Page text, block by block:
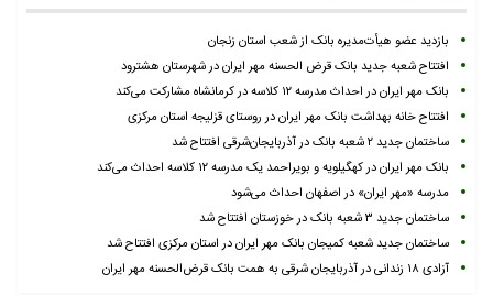
بازدید عضو هیأت‌مدیره بانک از شعب استان زنجان
افتتاح شعبه جدید بانک قرض الحسنه مهر ایران در شهرستان هشترود
بانک مهر ایران در احداث مدرسه ۱۲ کلاسه در کرمانشاه مشارکت می‌کند
افتتاح خانه بهداشت بانک مهر ایران در روستای قزلیجه استان مرکزی
ساختمان جدید ۲ شعبه بانک در آذربایجان‌شرقی افتتاح شد
بانک مهر ایران در کهگیلویه و بویراحمد یک مدرسه ۱۲ کلاسه احداث می‌کند
مدرسه «مهر ایران» در اصفهان احداث می‌شود
ساختمان جدید ۳ شعبه بانک در خوزستان افتتاح شد
ساختمان جدید شعبه کمیجان بانک مهر ایران در استان مرکزی افتتاح شد
آزادی ۱۸ زندانی در آذربایجان شرقی به همت بانک قرض‌الحسنه مهر ایران